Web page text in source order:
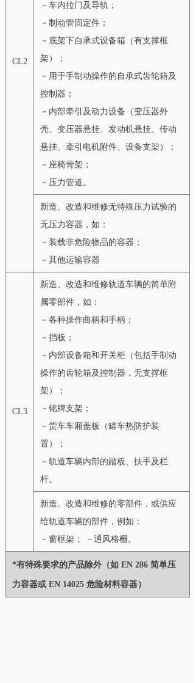
CL2
－车内拉门及导轨；
－制动管固定件；
－底架下自承式设备箱（有支撑框
架）；
－用于手制动操作的自承式齿轮箱及
控制器；
－内部牵引及动力设备（变压器外
壳、变压器悬挂、发动机悬挂、传动
悬挂、牵引电机附件、设备支架）；
－座椅骨架；
－压力管道。
新造、改造和维修无特殊压力试验的
无压力容器，如：
－装载非危险物品的容器；
－其他运输容器
CL3
新造、改造和维修轨道车辆的简单附
属零部件，如：
－各种操作曲柄和手柄；
－挡板；
－内部设备箱和开关柜（包括手制动
操作的齿轮箱及控制器，无支撑框
架）；
－铭牌支架；
－货车车厢盖板（罐车热防护装
置）；
－轨道车辆内部的踏板、扶手及栏
杆。
新造、改造和维修的零部件，或供应
给轨道车辆的部件，例如：
－窗框架； －通风格栅。
*有特殊要求的产品除外（如 EN 286 简单压
力容器或 EN 14025 危险材料容器）